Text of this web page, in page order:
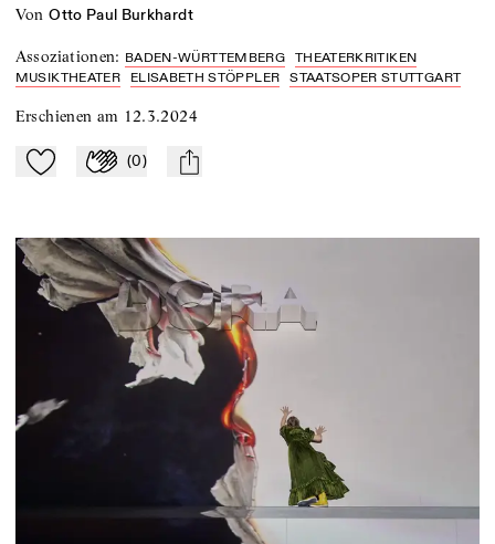
von Otto Paul Burkhardt
Assoziationen: BADEN-WÜRTTEMBERG THEATERKRITIKEN
MUSIKTHEATER
ELISABETH STÖPPLER STAATSOPER STUTTGART
Erschienen am 12.3.2024
Zu Mein-TdZ hinzufügen
Applaudieren
(0) mail